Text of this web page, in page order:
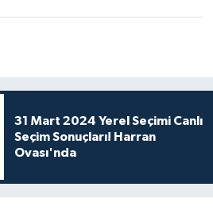
31 Mart 2024 Yerel Seçimi Canlı
Seçim Sonuçları! Harran
Ovası'nda